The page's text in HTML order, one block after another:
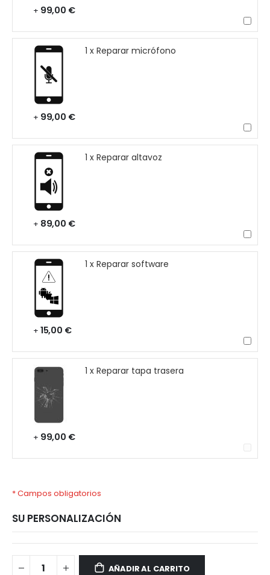
+ 99,00 €
1 x Reparar micrófono
+ 99,00 €
1 x Reparar altavoz
+ 89,00 €
1 x Reparar software
+ 15,00 €
1 x Reparar tapa trasera
+ 99,00 €
* Campos obligatorios
SU PERSONALIZACIÓN
AÑADIR AL CARRITO